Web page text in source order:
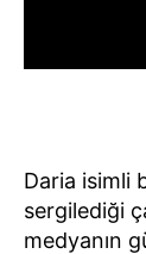
Daria isimli
sergilediği
medyanın